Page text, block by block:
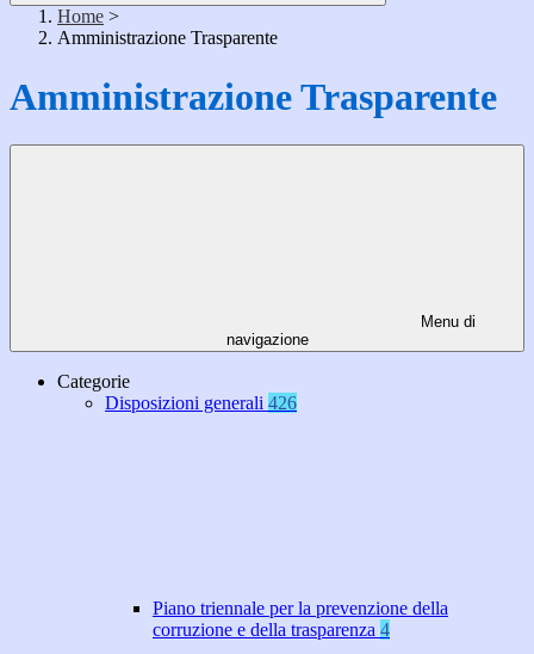
Home >
Amministrazione Trasparente
Amministrazione Trasparente
Menu di
navigazione
Categorie
Disposizioni generali 426
Piano triennale per la prevenzione della
corruzione e della trasparenza 4